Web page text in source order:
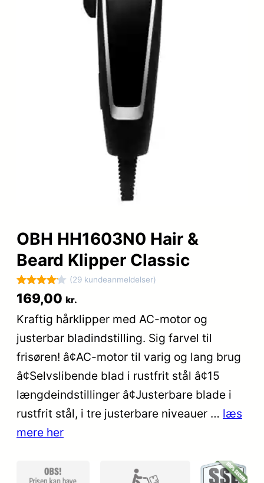
OBH HH1603N0 Hair &
Beard Klipper Classic
Bedømt
som
ud af 5
baseret
på
29
ømmelse
(29 kundeanmeldelser)
169,00 kr.
Kraftig hårklipper med AC-motor og
justerbar bladindstilling. Sig farvel til
frisøren! â¢AC-motor til varig og lang brug
â¢Selvslibende blad i rustfrit stål â¢15
længdeindstillinger â¢Justerbare blade i
rustfrit stål, i tre justerbare niveauer … læs
mere her